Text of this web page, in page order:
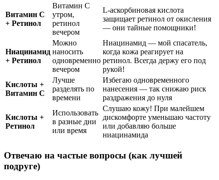
Витамин С
+ Ретинол
Витамин С
утром,
ретинол
вечером
L-аскорбиновая кислота
защищает ретинол от окисления
— они тайные помощники!
Ниацинамид
+ Ретинол
Можно
наносить
одновременно
вечером
Ниацинамид — мой спасатель,
когда кожа реагирует на
ретинол. Всегда держу его под
рукой!
Кислоты +
Витамин С
Лучше
разделять по
времени
Избегаю одновременного
нанесения — так снижаю риск
раздражения до нуля
Кислоты +
Ретинол
Использовать
в разные дни
или время
Слушаю кожу! При малейшем
дискомфорте уменьшаю частоту
или добавляю больше
ниацинамида
Отвечаю на частые вопросы (как лучшей
подруге)